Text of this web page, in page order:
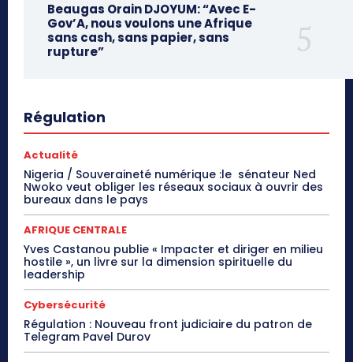
Beaugas Orain DJOYUM: “Avec E-
Gov’A, nous voulons une Afrique
sans cash, sans papier, sans
rupture”
Régulation
Actualité
Nigeria / Souveraineté numérique :le sénateur Ned
Nwoko veut obliger les réseaux sociaux à ouvrir des
bureaux dans le pays
AFRIQUE CENTRALE
Yves Castanou publie « Impacter et diriger en milieu
hostile », un livre sur la dimension spirituelle du
leadership
Cybersécurité
Régulation : Nouveau front judiciaire du patron de
Telegram Pavel Durov